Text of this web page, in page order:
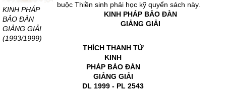
KINH PHÁP
BẢO ĐÀN
GIẢNG GIẢI
(1993/1999)
buộc Thiền sinh phải học kỹ quyển sách này.
KINH PHÁP BẢO ĐÀN
GIẢNG GIẢI
THÍCH THANH TỪ
KINH
PHÁP BẢO ĐÀN
GIẢNG GIẢI
DL 1999 - PL 2543